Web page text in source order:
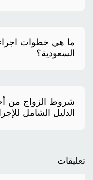
ما هي خطوات
السعودية؟
الدليل الشامل
تعليقات